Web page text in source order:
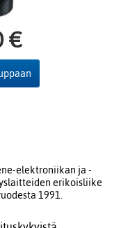
€
elektroniikan ja -
erikoisliike
1991.